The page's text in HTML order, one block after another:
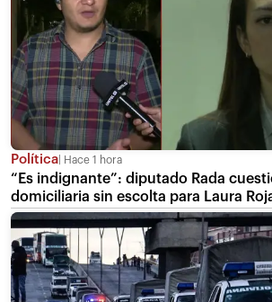
Política Hace 1 hora
“Es indignante”: diputado Rada
domiciliaria sin escolta para Laura